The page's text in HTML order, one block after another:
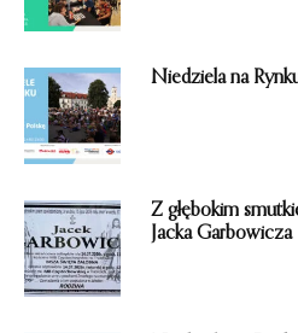
Niedziela na
Z głębokim
Jacka Garbowicza